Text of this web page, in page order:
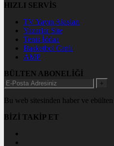
HIZLI SERVİS
TV Yayın Akışları
Yazarlar Site
Tenis İddaa
Basketbol Canlı
AMP
BÜLTEN ABONELİĞİ
+
Bu web sitesinden haber ve
BİZİ TAKİP ET